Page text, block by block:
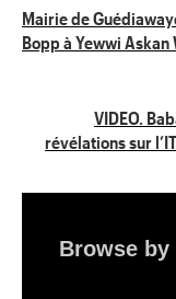
Navigation
de
Mairie de
Bopp à Yewwi Askan
VIDEO.
révélations sur
Browse by